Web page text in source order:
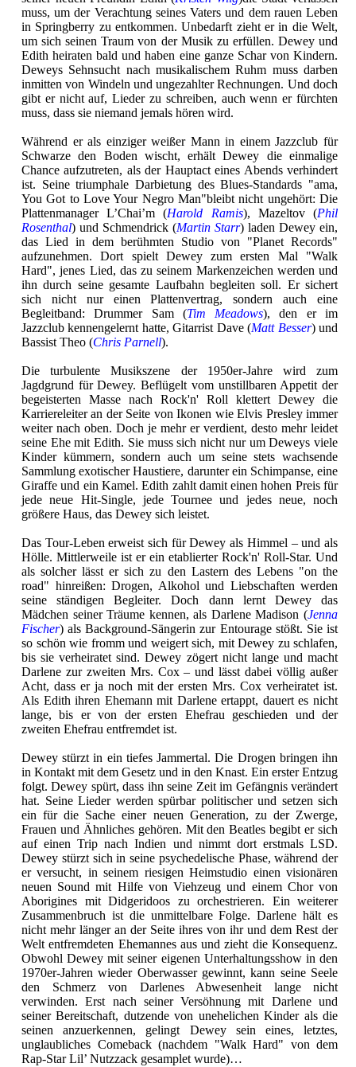
muss, um der Verachtung seines Vaters und dem rauen Leben
in Springberry zu entkommen. Unbedarft zieht er in die Welt,
um sich seinen Traum von der Musik zu erfüllen. Dewey und
Edith heiraten bald und haben eine ganze Schar von Kindern.
Deweys Sehnsucht nach musikalischem Ruhm muss darben
inmitten von Windeln und ungezahlter Rechnungen. Und doch
gibt er nicht auf, Lieder zu schreiben, auch wenn er fürchten
muss, dass sie niemand jemals hören wird.
Während er als einziger weißer Mann in einem Jazzclub für
Schwarze den Boden wischt, erhält Dewey die einmalige
Chance aufzutreten, als der Hauptact eines Abends verhindert
ist. Seine triumphale Darbietung des Blues-Standards "ama,
You Got to Love Your Negro Man"bleibt nicht ungehört: Die
Plattenmanager L’Chai’m (Harold Ramis), Mazeltov (Phil
Rosenthal) und Schmendrick (Martin Starr) laden Dewey ein,
das Lied in dem berühmten Studio von "Planet Records"
aufzunehmen. Dort spielt Dewey zum ersten Mal "Walk
Hard", jenes Lied, das zu seinem Markenzeichen werden und
ihn durch seine gesamte Laufbahn begleiten soll. Er sichert
sich nicht nur einen Plattenvertrag, sondern auch eine
Begleitband: Drummer Sam (Tim Meadows), den er im
Jazzclub kennengelernt hatte, Gitarrist Dave (Matt Besser) und
Bassist Theo (Chris Parnell).
Die turbulente Musikszene der 1950er-Jahre wird zum
Jagdgrund für Dewey. Beflügelt vom unstillbaren Appetit der
begeisterten Masse nach Rock'n' Roll klettert Dewey die
Karriereleiter an der Seite von Ikonen wie Elvis Presley immer
weiter nach oben. Doch je mehr er verdient, desto mehr leidet
seine Ehe mit Edith. Sie muss sich nicht nur um Deweys viele
Kinder kümmern, sondern auch um seine stets wachsende
Sammlung exotischer Haustiere, darunter ein Schimpanse, eine
Giraffe und ein Kamel. Edith zahlt damit einen hohen Preis für
jede neue Hit-Single, jede Tournee und jedes neue, noch
größere Haus, das Dewey sich leistet.
Das Tour-Leben erweist sich für Dewey als Himmel – und als
Hölle. Mittlerweile ist er ein etablierter Rock'n' Roll-Star. Und
als solcher lässt er sich zu den Lastern des Lebens "on the
road" hinreißen: Drogen, Alkohol und Liebschaften werden
seine ständigen Begleiter. Doch dann lernt Dewey das
Mädchen seiner Träume kennen, als Darlene Madison (Jenna
Fischer) als Background-Sängerin zur Entourage stößt. Sie ist
so schön wie fromm und weigert sich, mit Dewey zu schlafen,
bis sie verheiratet sind. Dewey zögert nicht lange und macht
Darlene zur zweiten Mrs. Cox – und lässt dabei völlig außer
Acht, dass er ja noch mit der ersten Mrs. Cox verheiratet ist.
Als Edith ihren Ehemann mit Darlene ertappt, dauert es nicht
lange, bis er von der ersten Ehefrau geschieden und der
zweiten Ehefrau entfremdet ist.
Dewey stürzt in ein tiefes Jammertal. Die Drogen bringen ihn
in Kontakt mit dem Gesetz und in den Knast. Ein erster Entzug
folgt. Dewey spürt, dass ihn seine Zeit im Gefängnis verändert
hat. Seine Lieder werden spürbar politischer und setzen sich
ein für die Sache einer neuen Generation, zu der Zwerge,
Frauen und Ähnliches gehören. Mit den Beatles begibt er sich
auf einen Trip nach Indien und nimmt dort erstmals LSD.
Dewey stürzt sich in seine psychedelische Phase, während der
er versucht, in seinem riesigen Heimstudio einen visionären
neuen Sound mit Hilfe von Viehzeug und einem Chor von
Aborigines mit Didgeridoos zu orchestrieren. Ein weiterer
Zusammenbruch ist die unmittelbare Folge. Darlene hält es
nicht mehr länger an der Seite ihres von ihr und dem Rest der
Welt entfremdeten Ehemannes aus und zieht die Konsequenz.
Obwohl Dewey mit seiner eigenen Unterhaltungsshow in den
1970er-Jahren wieder Oberwasser gewinnt, kann seine Seele
den Schmerz von Darlenes Abwesenheit lange nicht
verwinden. Erst nach seiner Versöhnung mit Darlene und
seiner Bereitschaft, dutzende von unehelichen Kinder als die
seinen anzuerkennen, gelingt Dewey sein eines, letztes,
unglaubliches Comeback (nachdem "Walk Hard" von dem
Rap-Star Lil’ Nutzzack gesamplet wurde)…